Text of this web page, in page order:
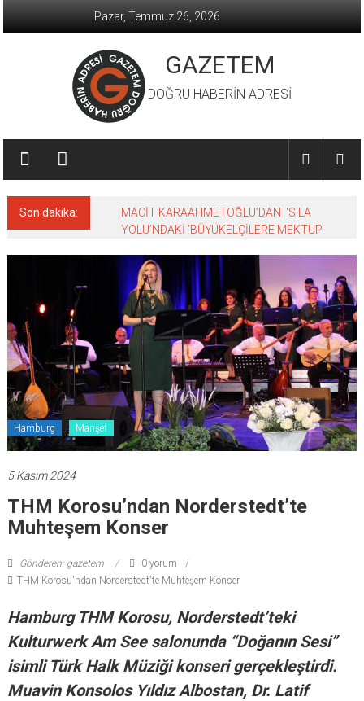
Pazar, Temmuz 26, 2026
GAZETEM
DOĞRU HABERİN ADRESİ
Son dakika:
MACİT KARAAHMETOĞLU’DAN ‘SILA
YOLU’NDAKİ ’BÜYÜKELÇİLERE MEKTUP
Hamburg Manşet
5 Kasım 2024
THM Korosu’ndan Norderstedt’te
Muhteşem Konser
Gönderen: gazetem
0 yorum
THM Korosu'ndan Norderstedt'te Muhteşem Konser
Hamburg THM Korosu, Norderstedt’teki
Kulturwerk Am See salonunda “Doğanın Sesi”
isimli Türk Halk Müziği konseri gerçekleştirdi.
Muavin Konsolos Yıldız Albostan, Dr. Latif